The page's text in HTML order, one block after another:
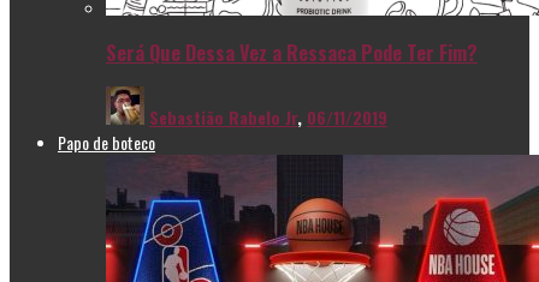
Será Que Dessa Vez a Ressaca Pode Ter Fim?
Sebastião Rabelo Jr, 06/11/2019
Papo de boteco